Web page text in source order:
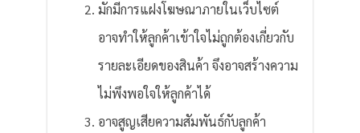
มักมีการแฝงโฆษณาภายในเว็บไซต์
อาจทำให้ลูกค้าเข้าใจไม่ถูกต้องเกี่ยวกับ
รายละเอียดของสินค้า จึงอาจสร้างความ
ไม่พึงพอใจให้ลูกค้าได้
อาจสูญเสียความสัมพันธ์กับลูกค้า